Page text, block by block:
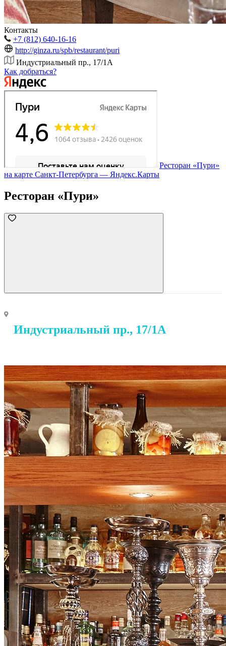
Контакты
+7 (812) 640-16-16
http://ginza.ru/spb/restaurant/puri
Индустриальный пр., 17/1А
Как добраться?
Ресторан «Пури»
на карте Санкт‑Петербурга — Яндекс.Карты
Ресторан «Пури»
Индустриальный пр., 17/1А